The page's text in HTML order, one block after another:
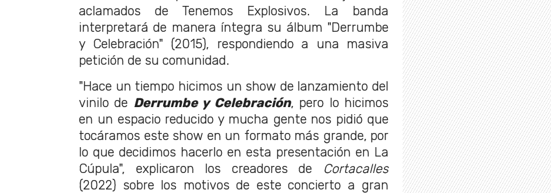
aclamados de Tenemos Explosivos. La banda
interpretará de manera íntegra su álbum "Derrumbe
y Celebración" (2015), respondiendo a una masiva
petición de su comunidad.
"Hace un tiempo hicimos un show de lanzamiento del
vinilo de Derrumbe y Celebración, pero lo hicimos
en un espacio reducido y mucha gente nos pidió que
tocáramos este show en un formato más grande, por
lo que decidimos hacerlo en esta presentación en La
Cúpula", explicaron los creadores de Cortacalles
(2022) sobre los motivos de este concierto a gran